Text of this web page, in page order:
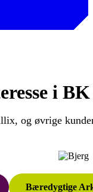
i
og øvrige
Bæredygtige